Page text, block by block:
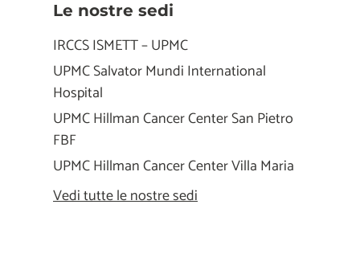
Le nostre sedi
IRCCS ISMETT – UPMC
UPMC Salvator Mundi International
Hospital
UPMC Hillman Cancer Center San Pietro
FBF
UPMC Hillman Cancer Center Villa Maria
Vedi tutte le nostre sedi